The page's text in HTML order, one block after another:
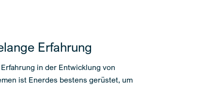
Erfahrung
in der Entwicklung von
ist Enerdes bestens gerüstet, um